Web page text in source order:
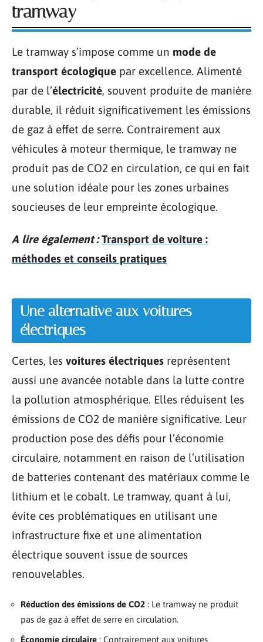
tramway
Le tramway s’impose comme un mode de
transport écologique par excellence. Alimenté
par de l’électricité, souvent produite de manière
durable, il réduit significativement les émissions
de gaz à effet de serre. Contrairement aux
véhicules à moteur thermique, le tramway ne
produit pas de CO2 en circulation, ce qui en fait
une solution idéale pour les zones urbaines
soucieuses de leur empreinte écologique.
A lire également : Transport de voiture :
méthodes et conseils pratiques
Une alternative aux voitures
électriques
Certes, les voitures électriques représentent
aussi une avancée notable dans la lutte contre
la pollution atmosphérique. Elles réduisent les
émissions de CO2 de manière significative. Leur
production pose des défis pour l’économie
circulaire, notamment en raison de l’utilisation
de batteries contenant des matériaux comme le
lithium et le cobalt. Le tramway, quant à lui,
évite ces problématiques en utilisant une
infrastructure fixe et une alimentation
électrique souvent issue de sources
renouvelables.
Réduction des émissions de CO2 : Le tramway ne produit
pas de gaz à effet de serre en circulation.
Économie circulaire : Contrairement aux voitures